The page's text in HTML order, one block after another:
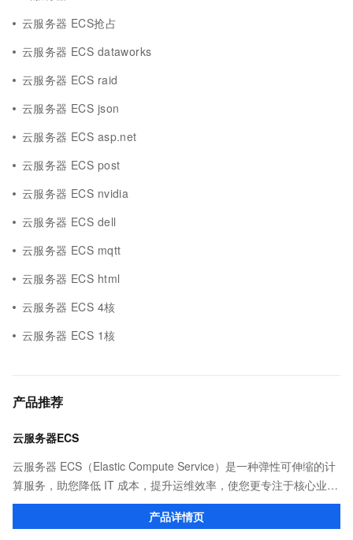
云服务器 ECS抢占
云服务器 ECS dataworks
云服务器 ECS raid
云服务器 ECS json
云服务器 ECS asp.net
云服务器 ECS post
云服务器 ECS nvidia
云服务器 ECS dell
云服务器 ECS mqtt
云服务器 ECS html
云服务器 ECS 4核
云服务器 ECS 1核
产品推荐
云服务器ECS
云服务器 ECS（Elastic Compute Service）是一种弹性可伸缩的计
算服务，助您降低 IT 成本，提升运维效率，使您更专注于核心业务
创新。
产品详情页